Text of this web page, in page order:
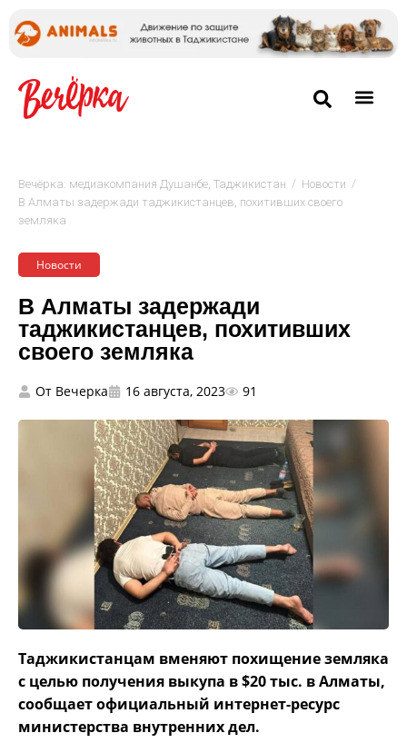
Вечёрка: медиакомпания Душанбе, Таджикистан / Новости /
В Алматы задержади таджикистанцев, похитивших своего
земляка
Новости
В Алматы задержади
таджикистанцев, похитивших
своего земляка
От Вечерка 16 августа, 2023 91
Таджикистанцам вменяют похищение земляка
с целью получения выкупа в $20 тыс. в Алматы,
сообщает официальный интернет-ресурс
министерства внутренних дел.